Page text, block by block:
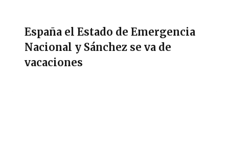
España el Estado de Emergencia
Nacional y Sánchez se va de
vacaciones